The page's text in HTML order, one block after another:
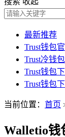
最新推荐
Trust钱包
Trust冷钱
Trust钱包
Trust钱包
当前位置： 首页
Walletio钱